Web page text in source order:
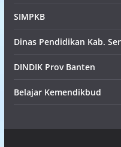
SIMPKB
Dinas Pendidikan Kab.
DINDIK Prov Banten
Belajar Kemendikbud